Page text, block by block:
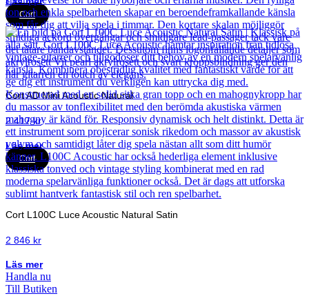
Cort
Cort AD Mini Acoustic Natural
2 417kr
Läs mer
Cort
Cort L100C Luce Acoustic Natural Satin
2 846 kr
Läs mer
Handla nu
Till Butiken